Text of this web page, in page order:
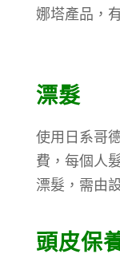
娜塔產品，
漂髮
使用日系哥
費，每個人
漂髮，需由
頭皮保